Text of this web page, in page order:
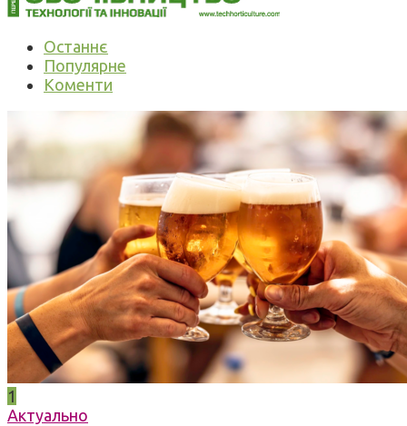
Останнє
Популярне
Коменти
1
Актуально